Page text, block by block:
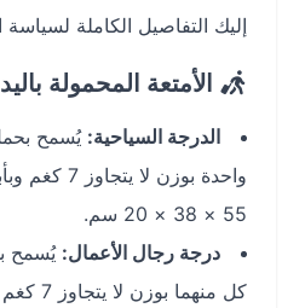
إليك التفاصيل الكاملة لسياسة
الأمتعة المحمولة باليد:
الدرجة السياحية:يُسمح بحمل
واحدة بوزن لا يتجاوز 7 كغم
درجة رجال الأعمال:يُسمح بحمل
كل منهما بوزن لا يتجاوز 7